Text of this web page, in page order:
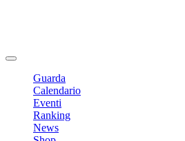
Guarda
Calendario
Eventi
Ranking
News